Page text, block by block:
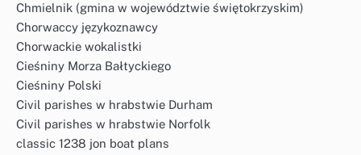
Chmielnik (gmina w województwie świętokrzyskim)
Chorwaccy językoznawcy
Chorwackie wokalistki
Cieśniny Morza Bałtyckiego
Cieśniny Polski
Civil parishes w hrabstwie Durham
Civil parishes w hrabstwie Norfolk
classic 1238 jon boat plans